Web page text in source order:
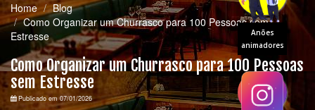
Anões
animadores
Home
Blog
Como Organizar um Churrasco para 100 Pessoas sem
Estresse
Como Organizar um Churrasco para 100 Pessoas
sem Estresse
Publicado em 07/01/2026